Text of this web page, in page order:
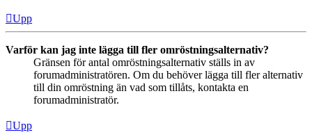
Upp
Varför kan jag inte lägga till fler omröstningsalternativ?
Gränsen för antal omröstningsalternativ ställs in av
forumadministratören. Om du behöver lägga till fler alternativ
till din omröstning än vad som tillåts, kontakta en
forumadministratör.
Upp